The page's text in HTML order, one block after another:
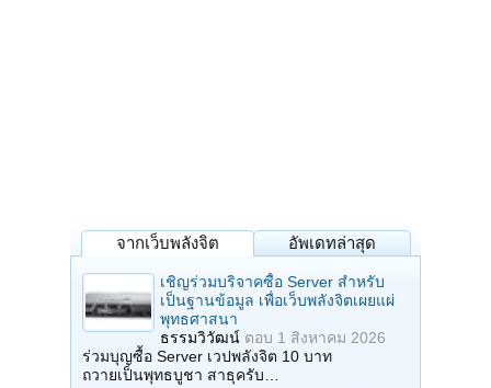
จากเว็บพลังจิต อัพเดทล่าสุด
เชิญร่วมบริจาคซื้อ Server สำหรับ
เป็นฐานข้อมูล เพื่อเว็บพลังจิตเผยแผ่
พุทธศาสนา
ธรรมวิวัฒน์ ตอบ 1 สิงหาคม 2026
ร่วมบุญซื้อ Server เวปพลังจิต 10 บาท
ถวายเป็นพุทธบูชา สาธุครับ…